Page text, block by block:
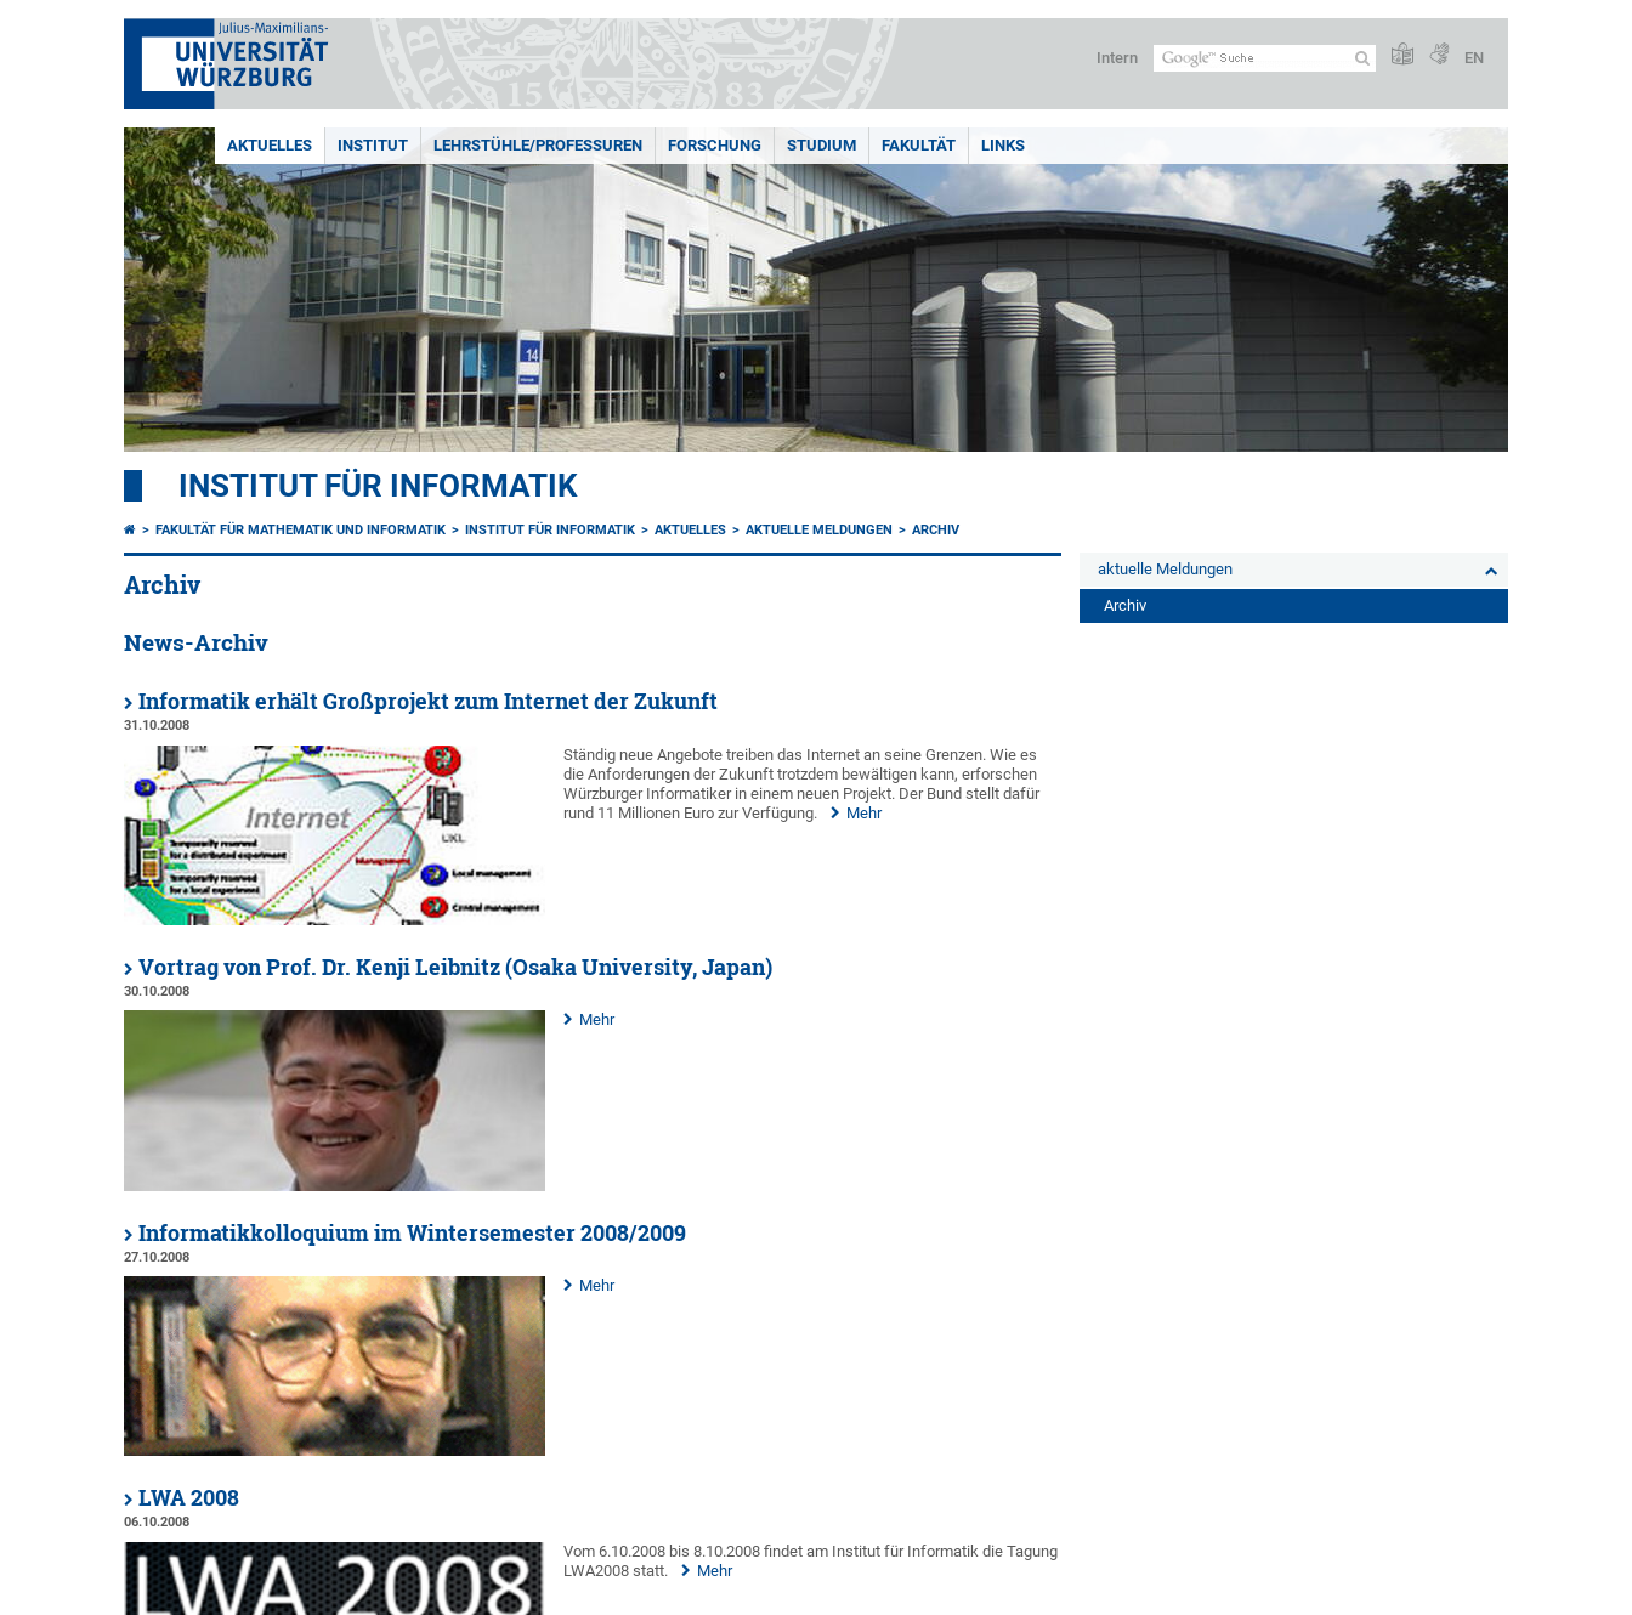
Intern EN
AKTUELLES INSTITUT LEHRSTÜHLE/PROFESSUREN FORSCHUNG STUDIUM FAKULTÄT LINKS
INSTITUT FÜR INFORMATIK
FAKULTÄT FÜR MATHEMATIK UND INFORMATIK INSTITUT FÜR INFORMATIK AKTUELLES AKTUELLE MELDUNGEN ARCHIV
Archiv
News-Archiv
Informatik erhält Großprojekt zum Internet der Zukunft
31.10.2008
Ständig neue Angebote treiben das Internet an seine Grenzen. Wie es
die Anforderungen der Zukunft trotzdem bewältigen kann, erforschen
Würzburger Informatiker in einem neuen Projekt. Der Bund stellt dafür
rund 11 Millionen Euro zur Verfügung.
Mehr
Vortrag von Prof. Dr. Kenji Leibnitz (Osaka University, Japan)
30.10.2008
Mehr
Informatikkolloquium im Wintersemester 2008/2009
27.10.2008
Mehr
LWA 2008
06.10.2008
Vom 6.10.2008 bis 8.10.2008 findet am Institut für Informatik die Tagung
LWA2008 statt.
Mehr
aktuelle Meldungen
Archiv